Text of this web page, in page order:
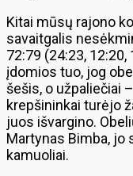
Kitai mūsų rajono
savaitgalis
72:79 (24:23,
įdomios tuo, jog
šešis, o užpaliečiai
krepšininkai turėjo
juos išvargino.
Martynas Bimba, jo
kamuoliai.